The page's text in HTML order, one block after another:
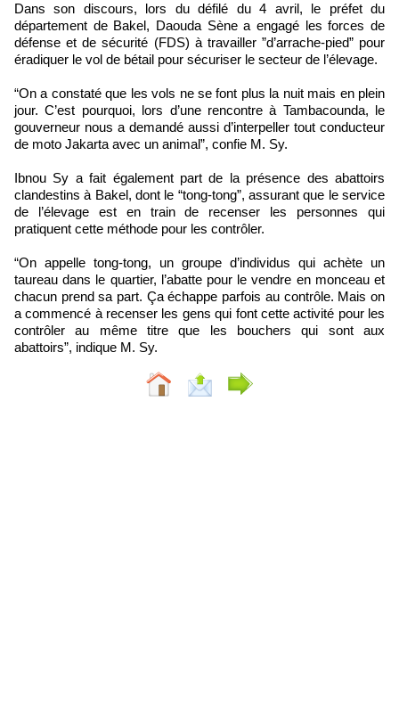
Dans son discours, lors du défilé du 4 avril, le préfet du
département de Bakel, Daouda Sène a engagé les forces de
défense et de sécurité (FDS) à travailler ”d’arrache-pied” pour
éradiquer le vol de bétail pour sécuriser le secteur de l’élevage.
“On a constaté que les vols ne se font plus la nuit mais en plein
jour. C’est pourquoi, lors d’une rencontre à Tambacounda, le
gouverneur nous a demandé aussi d’interpeller tout conducteur
de moto Jakarta avec un animal”, confie M. Sy.
Ibnou Sy a fait également part de la présence des abattoirs
clandestins à Bakel, dont le “tong-tong”, assurant que le service
de l’élevage est en train de recenser les personnes qui
pratiquent cette méthode pour les contrôler.
“On appelle tong-tong, un groupe d’individus qui achète un
taureau dans le quartier, l’abatte pour le vendre en monceau et
chacun prend sa part. Ça échappe parfois au contrôle. Mais on
a commencé à recenser les gens qui font cette activité pour les
contrôler au même titre que les bouchers qui sont aux
abattoirs”, indique M. Sy.